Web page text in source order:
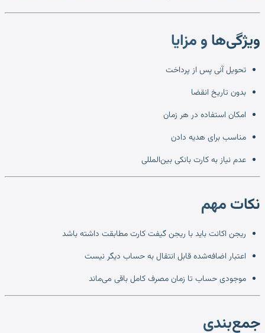
ویژگی‌ها و مزایا
تحویل آنی پس از پرداخت
بدون تاریخ انقضا
امکان استفاده در هر زمان
مناسب برای هدیه دادن
عدم نیاز به کارت بانکی بین‌المللی
نکات مهم
ریجن اکانت باید با ریجن گیفت کارت مطابقت داشته باشد
اعتبار اضافه‌شده قابل انتقال به حساب دیگر نیست
موجودی حساب تا زمان مصرف کامل باقی می‌ماند
جمع‌بندی